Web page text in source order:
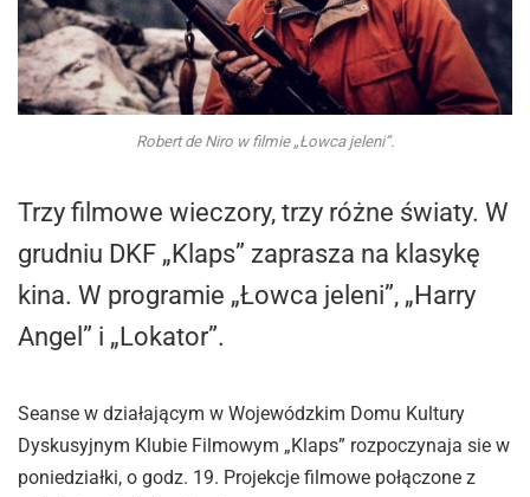
Robert de Niro w filmie „Łowca jeleni”.
Trzy filmowe wieczory, trzy różne światy. W
grudniu DKF „Klaps” zaprasza na klasykę
kina. W programie „Łowca jeleni”, „Harry
Angel” i „Lokator”.
Seanse w działającym w Wojewódzkim Domu Kultury
Dyskusyjnym Klubie Filmowym „Klaps” rozpoczynaja sie w
poniedziałki, o godz. 19. Projekcje filmowe połączone z